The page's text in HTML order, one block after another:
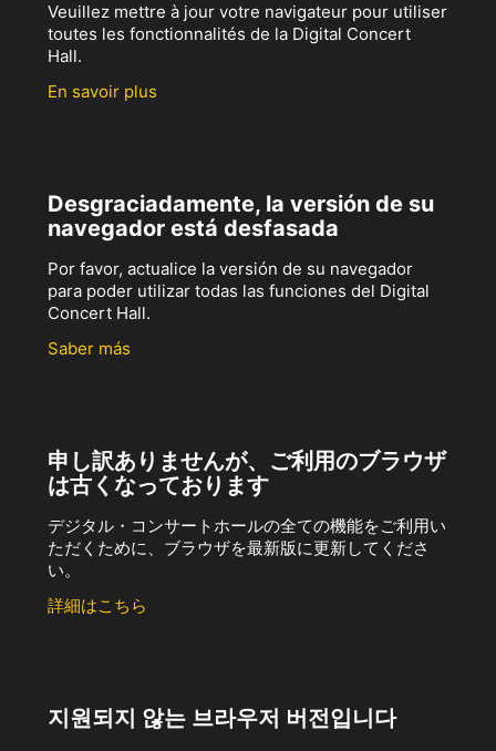
Veuillez mettre à jour votre navigateur pour utiliser
toutes les fonctionnalités de la Digital Concert
Hall.
En savoir plus
Desgraciadamente, la versión de su
navegador está desfasada
Por favor, actualice la versión de su navegador
para poder utilizar todas las funciones del Digital
Concert Hall.
Saber más
申し訳ありませんが、ご利用のブラウザ
は古くなっております
デジタル・コンサートホールの全ての機能をご利用い
ただくために、ブラウザを最新版に更新してくださ
い。
詳細はこちら
지원되지 않는 브라우저 버전입니다